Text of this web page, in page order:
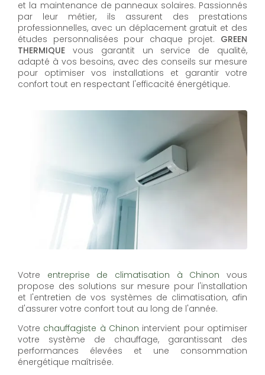
et la maintenance de panneaux solaires. Passionnés
par leur métier, ils assurent des prestations
professionnelles, avec un déplacement gratuit et des
études personnalisées pour chaque projet. GREEN
THERMIQUE vous garantit un service de qualité,
adapté à vos besoins, avec des conseils sur mesure
pour optimiser vos installations et garantir votre
confort tout en respectant l'efficacité énergétique.
Votre entreprise de climatisation à Chinon vous
propose des solutions sur mesure pour l'installation
et l'entretien de vos systèmes de climatisation, afin
d'assurer votre confort tout au long de l'année.
Votre chauffagiste à Chinon intervient pour optimiser
votre système de chauffage, garantissant des
performances élevées et une consommation
énergétique maîtrisée.